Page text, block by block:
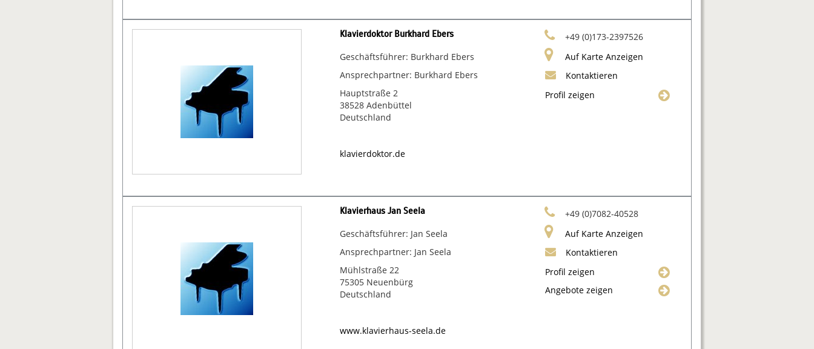
Klavierdoktor Burkhard Ebers
Geschäftsführer: Burkhard Ebers
Ansprechpartner: Burkhard Ebers
Hauptstraße 2
38528 Adenbüttel
Deutschland
klavierdoktor.de
+49 (0)173-2397526
Auf Karte Anzeigen
Kontaktieren
Profil zeigen
Klavierhaus Jan Seela
Geschäftsführer: Jan Seela
Ansprechpartner: Jan Seela
Mühlstraße 22
75305 Neuenbürg
Deutschland
www.klavierhaus-seela.de
+49 (0)7082-40528
Auf Karte Anzeigen
Kontaktieren
Profil zeigen
Angebote zeigen